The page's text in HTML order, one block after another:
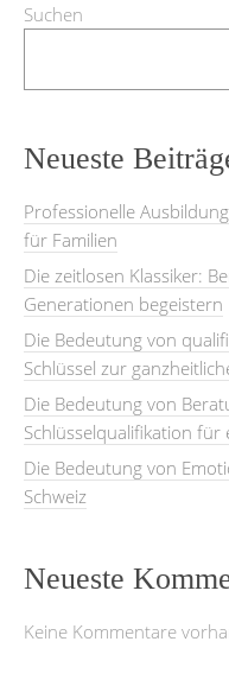
Suchen
Neueste
Professionelle
für Familien
Die zeitlosen Klassiker:
Generationen begeistern
Die Bedeutung von
Schlüssel zur
Die Bedeutung von
Schlüsselqualifikation
Die Bedeutung von
Schweiz
Neueste
Keine Kommentare